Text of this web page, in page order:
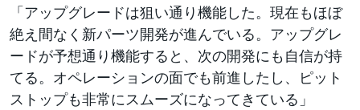
「アップグレードは狙い通り機能した。現在もほぼ
絶え間なく新パーツ開発が進んでいる。アップグレ
ードが予想通り機能すると、次の開発にも自信が持
てる。オペレーションの面でも前進したし、ピット
ストップも非常にスムーズになってきている」